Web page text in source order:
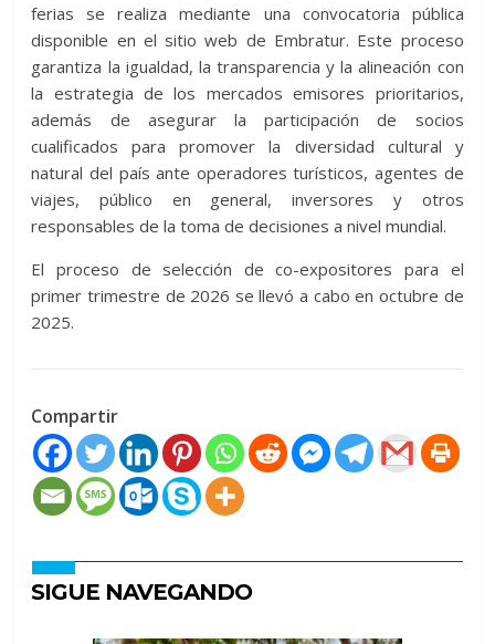
ferias se realiza mediante una convocatoria pública
disponible en el sitio web de Embratur. Este proceso
garantiza la igualdad, la transparencia y la alineación con
la estrategia de los mercados emisores prioritarios,
además de asegurar la participación de socios
cualificados para promover la diversidad cultural y
natural del país ante operadores turísticos, agentes de
viajes, público en general, inversores y otros
responsables de la toma de decisiones a nivel mundial.
El proceso de selección de co-expositores para el
primer trimestre de 2026 se llevó a cabo en octubre de
2025.
Compartir
SIGUE NAVEGANDO